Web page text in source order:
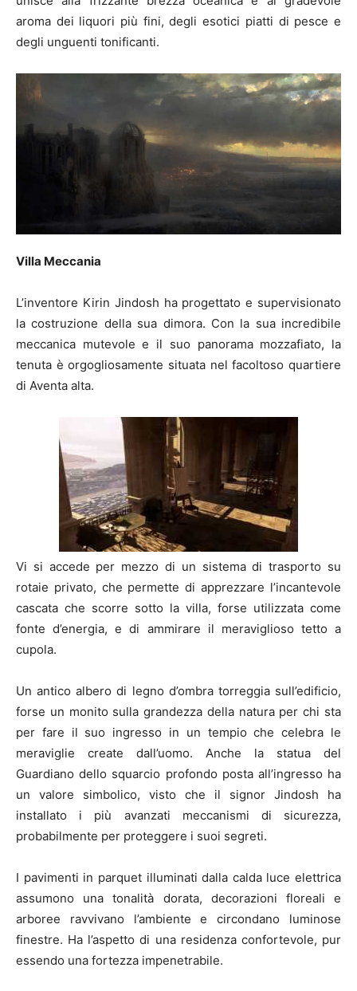
aroma dei liquori più fini, degli esotici piatti di pesce e
degli unguenti tonificanti.
Villa Meccania
L’inventore Kirin Jindosh ha progettato e supervisionato
la costruzione della sua dimora. Con la sua incredibile
meccanica mutevole e il suo panorama mozzafiato, la
tenuta è orgogliosamente situata nel facoltoso quartiere
di Aventa alta.
Vi si accede per mezzo di un sistema di trasporto su
rotaie privato, che permette di apprezzare l’incantevole
cascata che scorre sotto la villa, forse utilizzata come
fonte d’energia, e di ammirare il meraviglioso tetto a
cupola.
Un antico albero di legno d’ombra torreggia sull’edificio,
forse un monito sulla grandezza della natura per chi sta
per fare il suo ingresso in un tempio che celebra le
meraviglie create dall’uomo. Anche la statua del
Guardiano dello squarcio profondo posta all’ingresso ha
un valore simbolico, visto che il signor Jindosh ha
installato i più avanzati meccanismi di sicurezza,
probabilmente per proteggere i suoi segreti.
I pavimenti in parquet illuminati dalla calda luce elettrica
assumono una tonalità dorata, decorazioni floreali e
arboree ravvivano l’ambiente e circondano luminose
finestre. Ha l’aspetto di una residenza confortevole, pur
essendo una fortezza impenetrabile.